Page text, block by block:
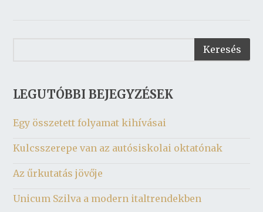
LEGUTÓBBI BEJEGYZÉSEK
Egy összetett folyamat kihívásai
Kulcsszerepe van az autósiskolai oktatónak
Az űrkutatás jövője
Unicum Szilva a modern italtrendekben